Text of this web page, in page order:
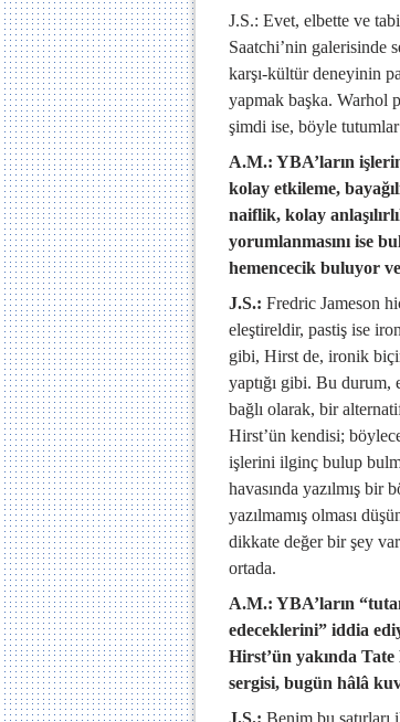
J.S.: Evet, elbette ve
Saatchi’nin galerisinde
karşı-kültür deneyinin
yapmak başka. Warhol
şimdi ise, böyle
A.M.: YBA’ların
kolay etkileme,
naiflik, kolay
yorumlanmasını ise
hemencecik buluyor
J.S.: Fredric Jameson
eleştireldir, pastiş ise
gibi, Hirst de, ironik
yaptığı gibi. Bu durum,
bağlı olarak, bir
Hirst’ün kendisi;
işlerini ilginç bulup
havasında yazılmış
yazılmamış olması
dikkate değer bir şey
ortada.
A.M.: YBA’ların
edeceklerini” iddia
Hirst’ün yakında
sergisi, bugün hâlâ
J.S.: Benim bu satırları